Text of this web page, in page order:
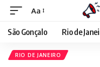
Aa
São Gonçalo Rio de
RIO DE JANEIRO